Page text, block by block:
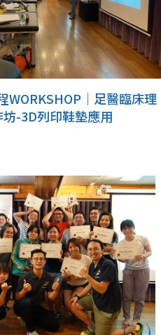
WORKSHOP｜足醫臨床理
-3D列印鞋墊應用